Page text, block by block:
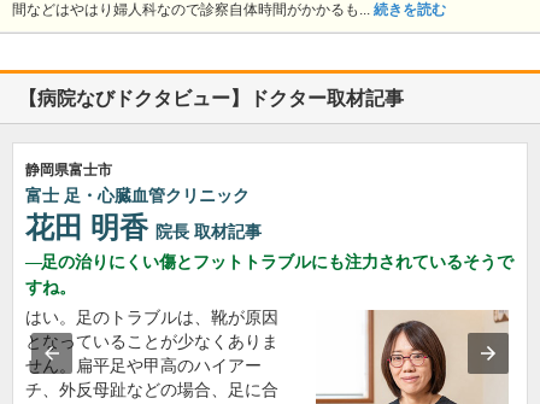
間などはやはり婦人科なので診察自体時間がかかるも... 続きを読む
【病院なびドクタビュー】ドクター取材記事
静岡県富士市
富士 足・心臓血管クリニック
花田 明香 院長 取材記事
足の治りにくい傷とフットトラブルにも注力されているそうで
すね。
はい。足のトラブルは、靴が原因
となっていることが少なくありま
せん。扁平足や甲高のハイアー
チ、外反母趾などの場合、足に合